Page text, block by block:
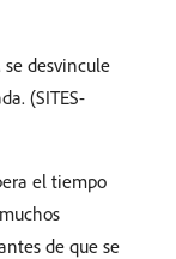
se desvincule
(SITES-
el tiempo
de que se